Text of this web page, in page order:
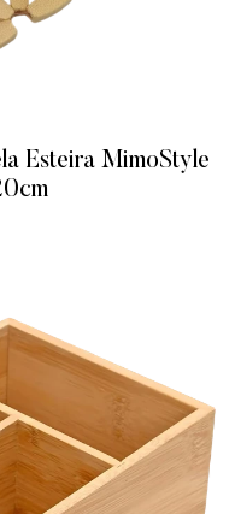
Esteira MimoStyle